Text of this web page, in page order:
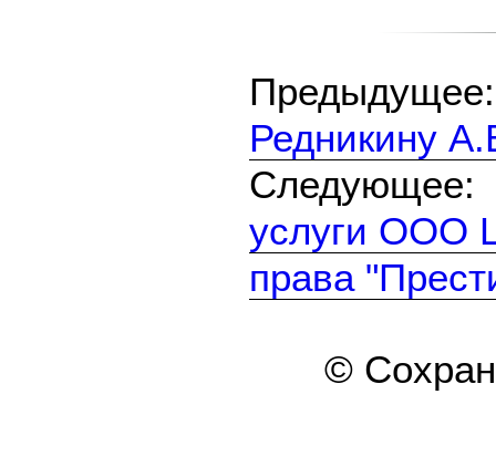
Редникину
услуги ООО
права
©